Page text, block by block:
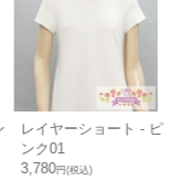
スタンダードボブ - ピ
ンク01
4,050円(税込)